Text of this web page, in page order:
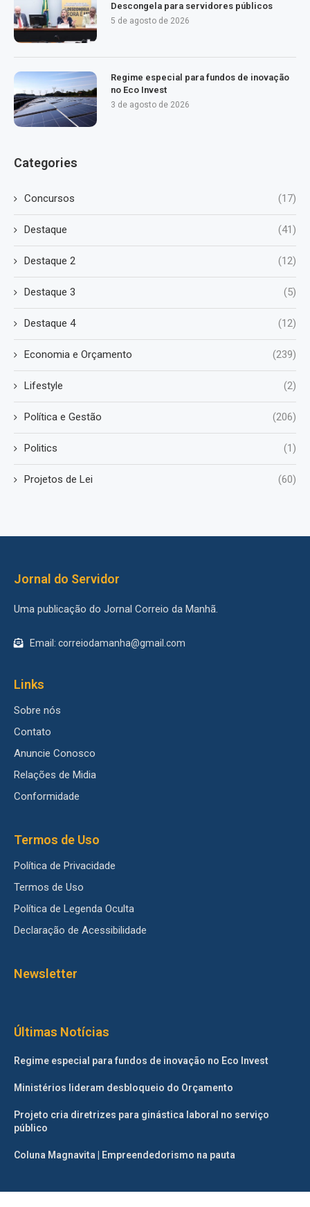
Descongela para servidores públicos
5 de agosto de 2026
Regime especial para fundos de inovação
no Eco Invest
3 de agosto de 2026
Categories
Concursos (17)
Destaque (41)
Destaque 2 (12)
Destaque 3 (5)
Destaque 4 (12)
Economia e Orçamento (239)
Lifestyle (2)
Política e Gestão (206)
Politics (1)
Projetos de Lei (60)
Jornal do Servidor
Uma publicação do Jornal Correio da Manhã.
Email: correiodamanha@gmail.com
Links
Sobre nós
Contato
Anuncie Conosco
Relações de Midia
Conformidade
Termos de Uso
Política de Privacidade
Termos de Uso
Política de Legenda Oculta
Declaração de Acessibilidade
Newsletter
Últimas Notícias
Regime especial para fundos de inovação no Eco Invest
Ministérios lideram desbloqueio do Orçamento
Projeto cria diretrizes para ginástica laboral no serviço
público
Coluna Magnavita | Empreendedorismo na pauta